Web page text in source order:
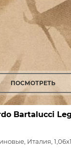
ПОСМОТРЕТЬ
Bartalucci
Италия,